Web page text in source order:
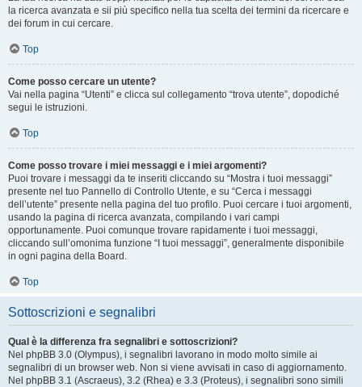
la ricerca avanzata e sii più specifico nella tua scelta dei termini da ricercare e
dei forum in cui cercare.
Top
Come posso cercare un utente?
Vai nella pagina “Utenti” e clicca sul collegamento “trova utente”, dopodiché
segui le istruzioni.
Top
Come posso trovare i miei messaggi e i miei argomenti?
Puoi trovare i messaggi da te inseriti cliccando su “Mostra i tuoi messaggi”
presente nel tuo Pannello di Controllo Utente, e su “Cerca i messaggi
dell’utente” presente nella pagina del tuo profilo. Puoi cercare i tuoi argomenti,
usando la pagina di ricerca avanzata, compilando i vari campi
opportunamente. Puoi comunque trovare rapidamente i tuoi messaggi,
cliccando sull’omonima funzione “I tuoi messaggi”, generalmente disponibile
in ogni pagina della Board.
Top
Sottoscrizioni e segnalibri
Qual è la differenza fra segnalibri e sottoscrizioni?
Nel phpBB 3.0 (Olympus), i segnalibri lavorano in modo molto simile ai
segnalibri di un browser web. Non si viene avvisati in caso di aggiornamento.
Nel phpBB 3.1 (Ascraeus), 3.2 (Rhea) e 3.3 (Proteus), i segnalibri sono simili